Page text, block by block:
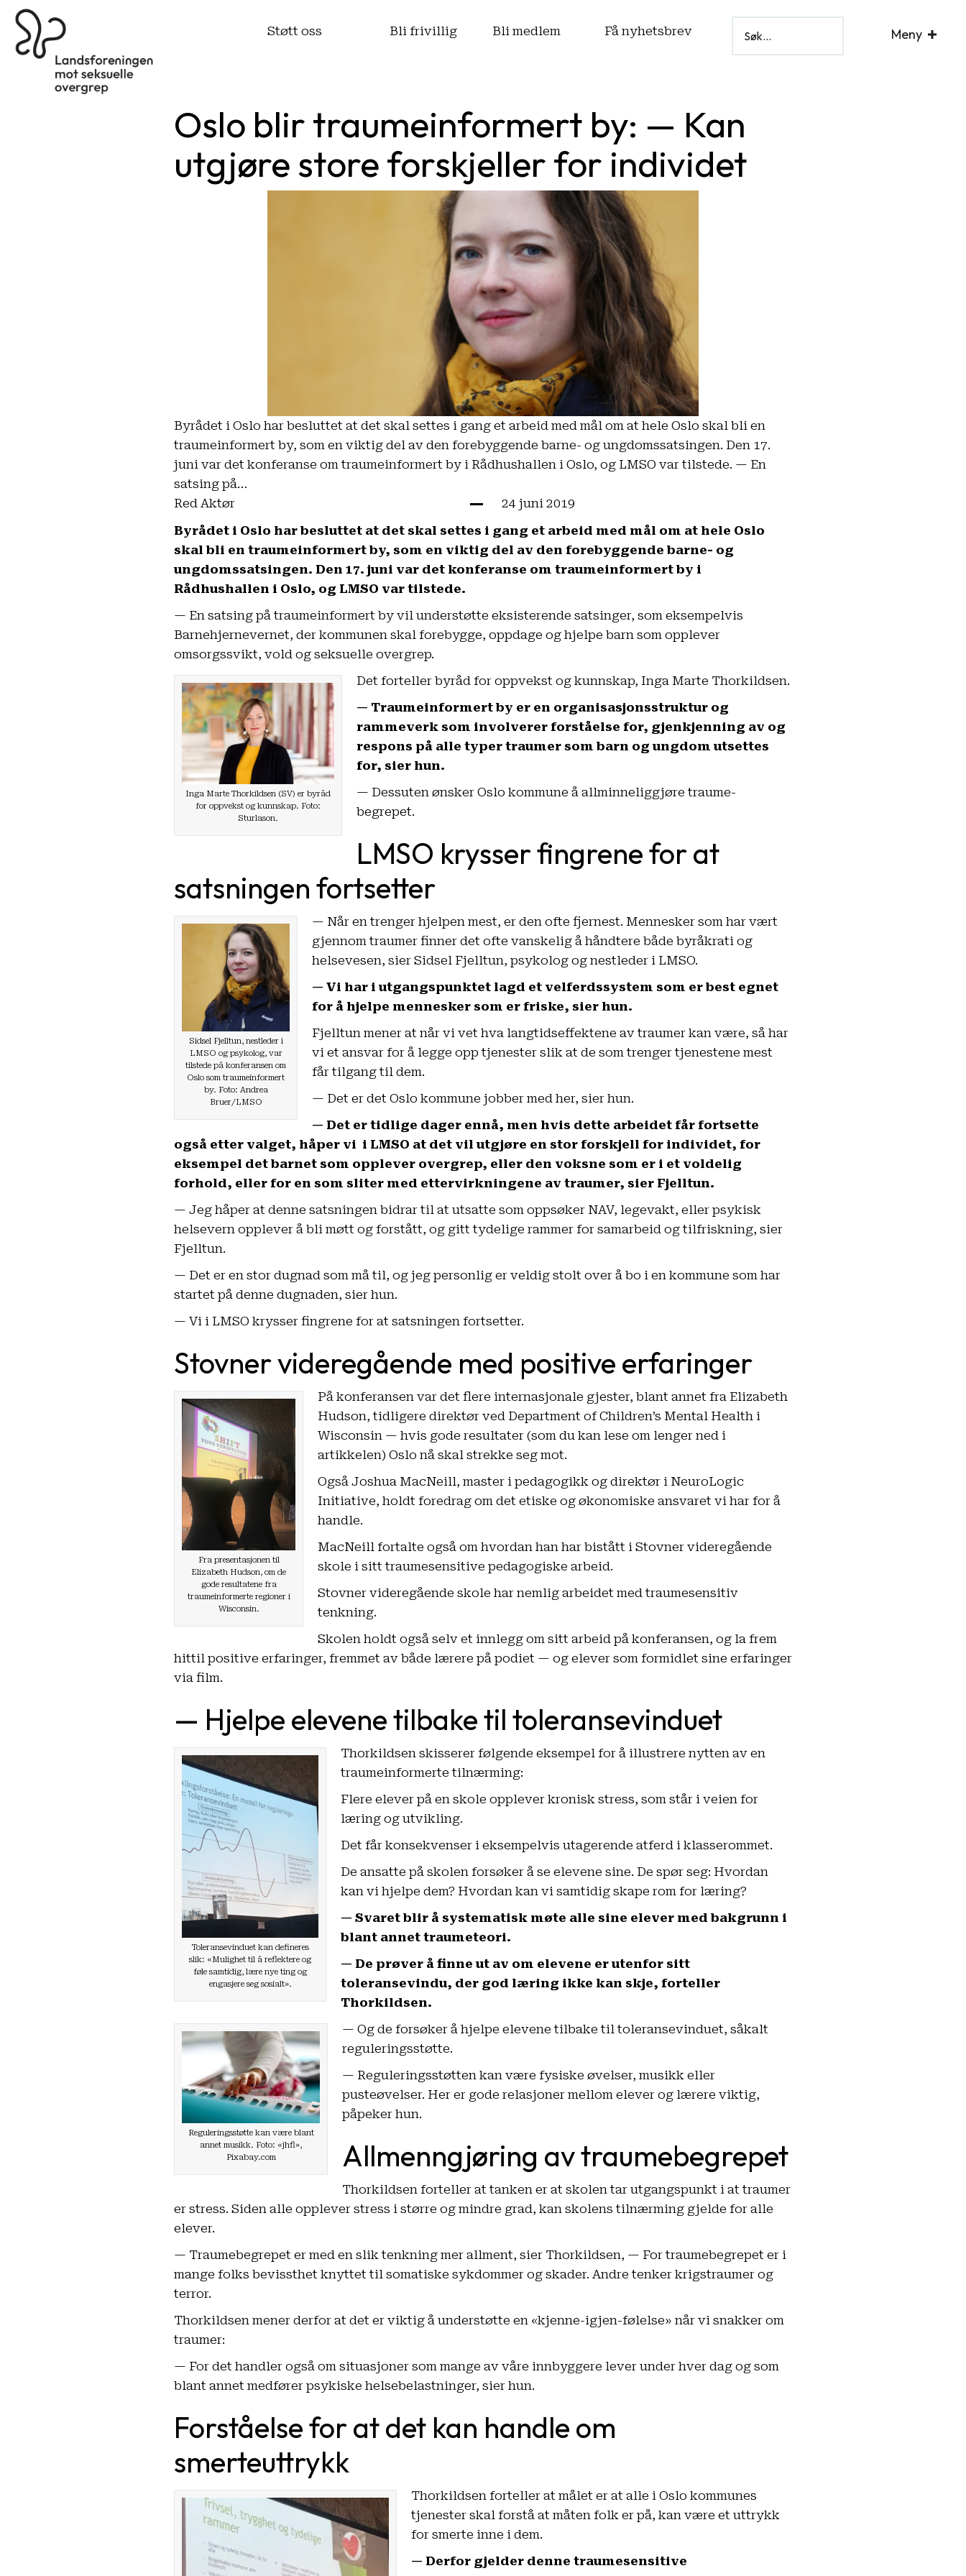
Støtt oss Bli frivillig Bli medlem Få nyhetsbrev Meny
Oslo blir traumeinformert by: — Kan
utgjøre store forskjeller for individet
Byrådet i Oslo har besluttet at det skal settes i gang et arbeid med mål om at hele Oslo skal bli en
traumeinformert by, som en viktig del av den forebyggende barne- og ungdomssatsingen. Den 17.
juni var det konferanse om traumeinformert by i Rådhushallen i Oslo, og LMSO var tilstede. — En
satsing på…
Red Aktør
24 juni 2019
Byrådet i Oslo har besluttet at det skal settes i gang et arbeid med mål om at hele Oslo
skal bli en traumeinformert by, som en viktig del av den forebyggende barne- og
ungdomssatsingen. Den 17. juni var det konferanse om traumeinformert by i
Rådhushallen i Oslo, og LMSO var tilstede.
— En satsing på traumeinformert by vil understøtte eksisterende satsinger, som eksempelvis
Barnehjernevernet, der kommunen skal forebygge, oppdage og hjelpe barn som opplever
omsorgssvikt, vold og seksuelle overgrep.
Inga Marte Thorkildsen (SV) er byråd
for oppvekst og kunnskap. Foto:
Sturlason.
Det forteller byråd for oppvekst og kunnskap, Inga Marte Thorkildsen.
— Traumeinformert by er en organisasjonsstruktur og
rammeverk som involverer forståelse for, gjenkjenning av og
respons på alle typer traumer som barn og ungdom utsettes
for, sier hun.
— Dessuten ønsker Oslo kommune å allminneliggjøre traume-
begrepet.
LMSO krysser fingrene for at
satsningen fortsetter
Sidsel Fjelltun, nestleder i
LMSO og psykolog, var
tilstede på konferansen om
Oslo som traumeinformert
by. Foto: Andrea
Bruer/LMSO
— Når en trenger hjelpen mest, er den ofte fjernest. Mennesker som har vært
gjennom traumer finner det ofte vanskelig å håndtere både byråkrati og
helsevesen, sier Sidsel Fjelltun, psykolog og nestleder i LMSO.
— Vi har i utgangspunktet lagd et velferdssystem som er best egnet
for å hjelpe mennesker som er friske, sier hun.
Fjelltun mener at når vi vet hva langtidseffektene av traumer kan være, så har
vi et ansvar for å legge opp tjenester slik at de som trenger tjenestene mest
får tilgang til dem.
— Det er det Oslo kommune jobber med her, sier hun.
— Det er tidlige dager ennå, men hvis dette arbeidet får fortsette
også etter valget, håper vi i LMSO at det vil utgjøre en stor forskjell for individet, for
eksempel det barnet som opplever overgrep, eller den voksne som er i et voldelig
forhold, eller for en som sliter med ettervirkningene av traumer, sier Fjelltun.
— Jeg håper at denne satsningen bidrar til at utsatte som oppsøker NAV, legevakt, eller psykisk
helsevern opplever å bli møtt og forstått, og gitt tydelige rammer for samarbeid og tilfriskning, sier
Fjelltun.
— Det er en stor dugnad som må til, og jeg personlig er veldig stolt over å bo i en kommune som har
startet på denne dugnaden, sier hun.
— Vi i LMSO krysser fingrene for at satsningen fortsetter.
Stovner videregående med positive erfaringer
Fra presentasjonen til
Elizabeth Hudson, om de
gode resultatene fra
traumeinformerte regioner i
Wisconsin.
På konferansen var det flere internasjonale gjester, blant annet fra Elizabeth
Hudson, tidligere direktør ved Department of Children’s Mental Health i
Wisconsin — hvis gode resultater (som du kan lese om lenger ned i
artikkelen) Oslo nå skal strekke seg mot.
Også Joshua MacNeill, master i pedagogikk og direktør i NeuroLogic
Initiative, holdt foredrag om det etiske og økonomiske ansvaret vi har for å
handle.
MacNeill fortalte også om hvordan han har bistått i Stovner videregående
skole i sitt traumesensitive pedagogiske arbeid.
Stovner videregående skole har nemlig arbeidet med traumesensitiv
tenkning.
Skolen holdt også selv et innlegg om sitt arbeid på konferansen, og la frem
hittil positive erfaringer, fremmet av både lærere på podiet — og elever som formidlet sine erfaringer
via film.
— Hjelpe elevene tilbake til toleransevinduet
Toleransevinduet kan defineres
slik: «Mulighet til å reflektere og
føle samtidig, lære nye ting og
engasjere seg sosialt».
Thorkildsen skisserer følgende eksempel for å illustrere nytten av en
traumeinformerte tilnærming:
Flere elever på en skole opplever kronisk stress, som står i veien for
læring og utvikling.
Det får konsekvenser i eksempelvis utagerende atferd i klasserommet.
De ansatte på skolen forsøker å se elevene sine. De spør seg: Hvordan
kan vi hjelpe dem? Hvordan kan vi samtidig skape rom for læring?
— Svaret blir å systematisk møte alle sine elever med bakgrunn i
blant annet traumeteori.
— De prøver å finne ut av om elevene er utenfor sitt
toleransevindu, der god læring ikke kan skje, forteller
Thorkildsen.
Reguleringsstøtte kan være blant
annet musikk. Foto: «jhfl»,
Pixabay.com
— Og de forsøker å hjelpe elevene tilbake til toleransevinduet, såkalt
reguleringsstøtte.
— Reguleringsstøtten kan være fysiske øvelser, musikk eller
pusteøvelser. Her er gode relasjoner mellom elever og lærere viktig,
påpeker hun.
Allmenngjøring av traumebegrepet
Thorkildsen forteller at tanken er at skolen tar utgangspunkt i at traumer
er stress. Siden alle opplever stress i større og mindre grad, kan skolens tilnærming gjelde for alle
elever.
— Traumebegrepet er med en slik tenkning mer allment, sier Thorkildsen, — For traumebegrepet er i
mange folks bevissthet knyttet til somatiske sykdommer og skader. Andre tenker krigstraumer og
terror.
Thorkildsen mener derfor at det er viktig å understøtte en «kjenne-igjen-følelse» når vi snakker om
traumer:
— For det handler også om situasjoner som mange av våre innbyggere lever under hver dag og som
blant annet medfører psykiske helsebelastninger, sier hun.
Forståelse for at det kan handle om
smerteuttrykk
Thorkildsen forteller at målet er at alle i Oslo kommunes
tjenester skal forstå at måten folk er på, kan være et uttrykk
for smerte inne i dem.
— Derfor gjelder denne traumesensitive